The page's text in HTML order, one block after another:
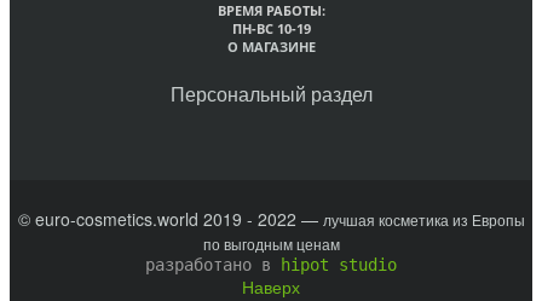
ВРЕМЯ РАБОТЫ:
ПН-ВС 10-19
О МАГАЗИНЕ
Персональный раздел
© euro-cosmetics.world 2019 - 2022 — лучшая косметика из Европы
по выгодным ценам
разработано в
hipot studio
Наверх